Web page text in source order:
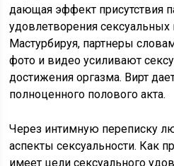
дающая эффект присутствия
удовлетворения сексуальных
Мастурбируя, партнеры
фото и видео усиливают
достижения оргазма. Вирт
полноценного полового акта.
Через интимную переписку
аспекты сексуальности. Как
имеет цели сексуального